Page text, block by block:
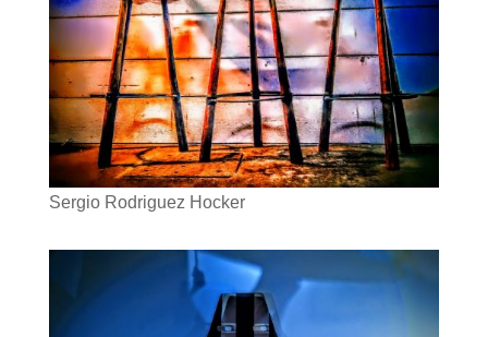
Sergio Rodriguez Hocker